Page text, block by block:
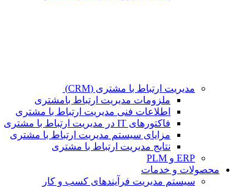
مدیریت ارتباط با مشتری (CRM)
ملزومات مدیریت ارتباط بامشتری
اطلاعات فنی مدیریت ارتباط با مشتری
فاکتورهای IT در مدیریت ارتباط با مشتری
مزایای سیستم مدیریت ارتباط با مشتری
نتایج مدیریت ارتباط با مشتری
ERP و PLM
محصولات و خدمات
سیستم مدیریت فرآیندهای کسب و کار